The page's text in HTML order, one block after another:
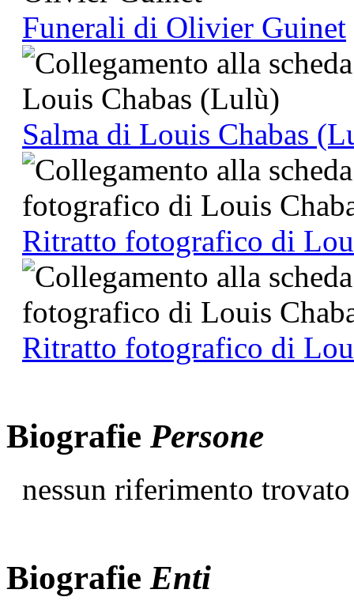
Funerali di Olivier Guinet
Salma di Louis Chabas
Ritratto fotografico di
Ritratto fotografico di
Biografie Persone
nessun riferimento trovato
Biografie Enti